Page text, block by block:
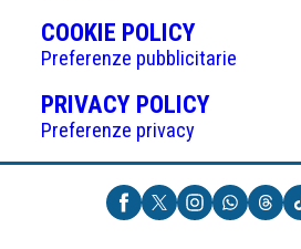
COOKIE POLICY(APRE
IN
UNA
NUOVA
Preferenze pubblicitarie
PRIVACY POLICY(APRE
UNA
NUOVA
SCHEDA)
Preferenze privacy